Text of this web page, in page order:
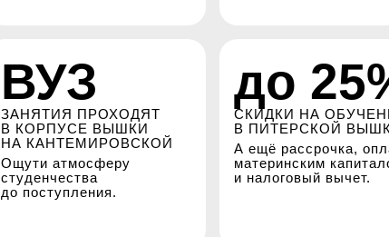
ВУЗ
ЗАНЯТИЯ ПРОХОДЯТ
В КОРПУСЕ ВЫШКИ
НА КАНТЕМИРОВСКОЙ
Ощути атмосферу
студенчества
до поступления.
до
СКИДКИ НА
В ПИТЕРСКОЙ
А ещё рассрочка,
материнским
и налоговый вычет.